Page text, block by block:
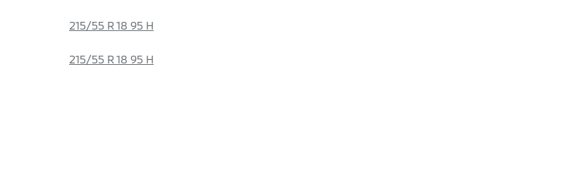
215/55 R 18 95 H
215/55 R 18 95 H